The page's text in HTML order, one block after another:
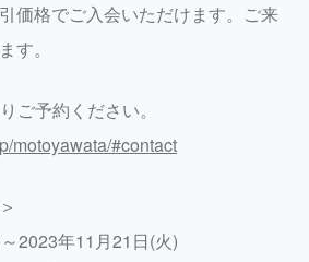
価格でご入会いただけます。ご来
す。
ご予約ください。
motoyawata/#contact
2023年11月21日(火)